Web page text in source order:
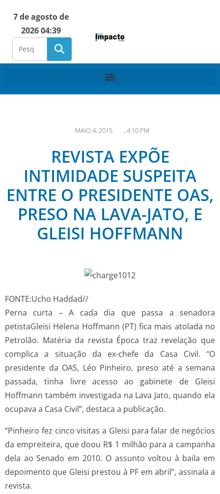
7 de agosto de
2026 04:39
MAIO 4, 2015 , 4:10 PM
REVISTA EXPÕE
INTIMIDADE SUSPEITA
ENTRE O PRESIDENTE OAS,
PRESO NA LAVA-JATO, E
GLEISI HOFFMANN
FONTE:Ucho Haddad//
Perna curta – A cada dia que passa a senadora
petistaGleisi Helena Hoffmann (PT) fica mais atolada no
Petrolão. Matéria da revista Época traz revelação que
complica a situação da ex-chefe da Casa Civil. “O
presidente da OAS, Léo Pinheiro, preso até a semana
passada, tinha livre acesso ao gabinete de Gleisi
Hoffmann também investigada na Lava Jato, quando ela
ocupava a Casa Civil”, destaca a publicação.
“Pinheiro fez cinco visitas a Gleisi para falar de negócios
da empreiteira, que doou R$ 1 milhão para a campanha
dela ao Senado em 2010. O assunto voltou à baila em
depoimento que Gleisi prestou à PF em abril”, assinala a
revista.